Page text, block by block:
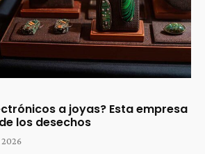
a joyas? Esta empresa
los desechos
2026